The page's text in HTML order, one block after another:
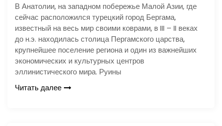
В Анатолии, на западном побережье Малой Азии, где
сейчас расположился турецкий город Бергама,
известный на весь мир своими коврами, в III – II веках
до н.э. находилась столица Пергамского царства,
крупнейшее поселение региона и один из важнейших
экономических и культурных центров
эллинистического мира. Руины
Читать далее